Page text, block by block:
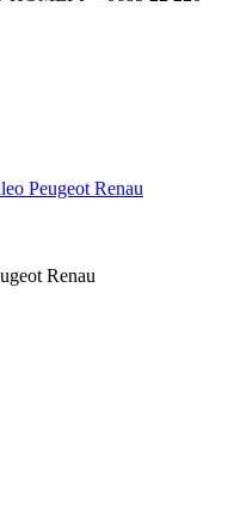
Peugeot Renau
Renau